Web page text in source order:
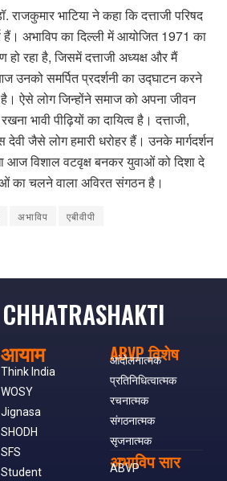
राजकुमार भाटिया ने कहा कि दत्ताजी परिषद
हैं। अभाविप का दिल्ली में आयोजित 1971 का
हो रहा है, जिसमें दत्ताजी अध्यक्ष और मैं
उनको समर्पित प्रदर्शनी का उद्घाटन करने
ऐसे लोग जिन्होंने समाज को अपना जीवन
भावी पीढ़ियों का दायित्व है। दत्ताजी,
जैसे लोग हमारी धरोहर हैं। उनके मार्गदर्शन
आज विशाल वटवृक्ष बनकर युवाओं को दिशा दे
का चलने वाला अविरत संगठन है।
अभाविप एबीवीपी
आयाम
Think India
WOSY
Jignasa
SHODH
SFS
Student
ABVP विशेष
आंदोलनात्मक
प्रतिनिधित्वात्मक
रचनात्मक
संगठनात्मक
सृजनात्मक
अभाविप सार
ABVP